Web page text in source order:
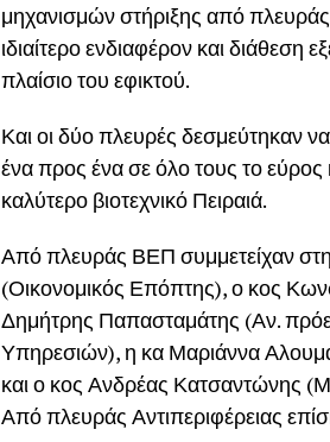
μηχανισμών στήριξης από πλευράς
ιδιαίτερο ενδιαφέρον και
πλαίσιο του εφικτού.
Και οι δύο πλευρές δεσμεύτηκαν
ένα προς ένα σε όλο τους το εύρος
καλύτερο βιοτεχνικό Πειραιά.
Από πλευράς ΒΕΠ συμμετείχαν
(Οικονομικός Επόπτης), ο κος
Δημήτρης Παπασταμάτης (Αν.
Υπηρεσιών), η κα Μαριάννα
και ο κος Ανδρέας Κατσαντώνης
Από πλευράς Αντιπεριφέρειας